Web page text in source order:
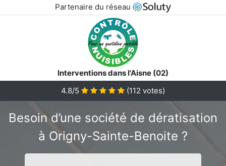
Partenaire du réseau
Interventions dans l'Aisne (02)
4.8/5
(112 votes)
Besoin d’une société de dératisation
à Origny-Sainte-Benoite ?